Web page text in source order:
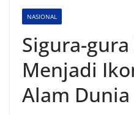
NASIONAL
Sigura-
Menjadi
Alam Dunia